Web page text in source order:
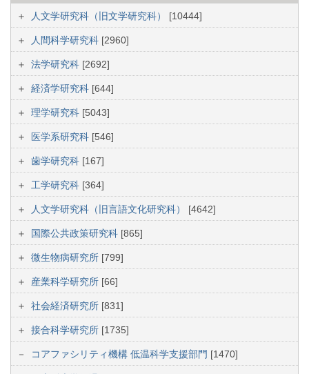
人文学研究科（旧文学研究科） [10444]
人間科学研究科 [2960]
法学研究科 [2692]
経済学研究科 [644]
理学研究科 [5043]
医学系研究科 [546]
歯学研究科 [167]
工学研究科 [364]
人文学研究科（旧言語文化研究科） [4642]
国際公共政策研究科 [865]
微生物病研究所 [799]
産業科学研究所 [66]
社会経済研究所 [831]
接合科学研究所 [1735]
コアファシリティ機構 低温科学支援部門 [1470]